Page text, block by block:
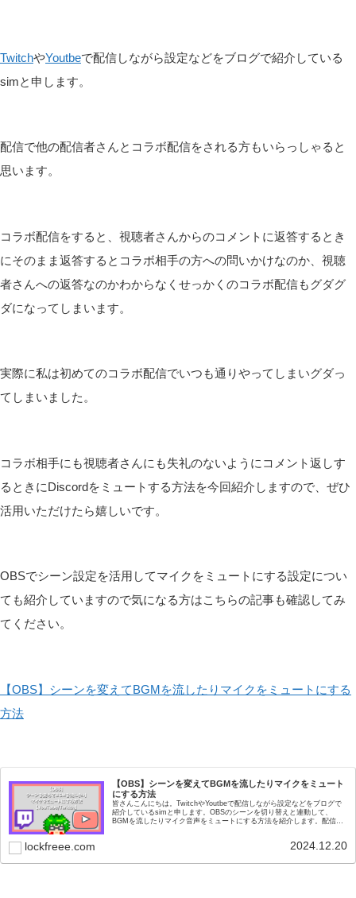
TwitchやYoutbeで配信しながら設定などをブログで紹介している
simと申します。
配信で他の配信者さんとコラボ配信をされる方もいらっしゃると
思います。
コラボ配信をすると、視聴者さんからのコメントに返答するとき
にそのまま返答するとコラボ相手の方への問いかけなのか、視聴
者さんへの返答なのかわからなくせっかくのコラボ配信もグダグ
ダになってしまいます。
実際に私は初めてのコラボ配信でいつも通りやってしまいグダっ
てしまいました。
コラボ相手にも視聴者さんにも失礼のないようにコメント返しす
るときにDiscordをミュートする方法を今回紹介しますので、ぜひ
活用いただけたら嬉しいです。
OBSでシーン設定を活用してマイクをミュートにする設定につい
ても紹介していますので気になる方はこちらの記事も確認してみ
てください。
【OBS】シーンを変えてBGMを流したりマイクをミュートにする
方法
【OBS】シーンを変えてBGMを流したりマイクをミュート
にする方法
皆さんこんにちは。TwitchやYoutbeで配信しながら設定などをブログで
紹介しているsimと申します。OBSのシーンを切り替えと連動して、
BGMを流したりマイク音声をミュートにする方法を紹介します。配信中
lockfreee.com 2024.12.20